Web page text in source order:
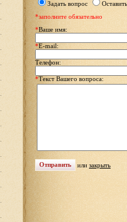
Задать вопрос
*заполните обязательно
*Ваше имя:
*E-mail:
Телефон:
*Текст Вашего вопроса:
илизакрыть